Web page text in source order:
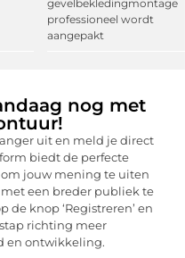
gevelbekledingmontage
professioneel wordt
aangepakt
nog met
uit en meld je direct
biedt de perfecte
jouw mening te uiten
een breder publiek te
de knop ‘Registreren’ en
richting meer
en ontwikkeling.